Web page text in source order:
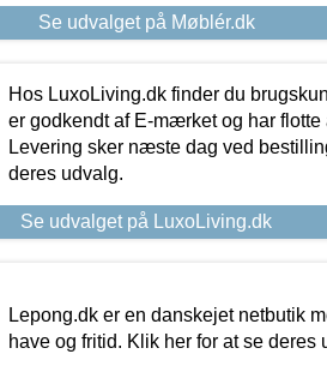
Se udvalget på Møblér.dk
Hos LuxoLiving.dk finder du
er godkendt af E-mærket og har
Levering sker næste dag ved
deres udvalg.
Se udvalget på LuxoLiving.dk
Lepong.dk er en danskejet netbutik
have og fritid. Klik her for at se deres